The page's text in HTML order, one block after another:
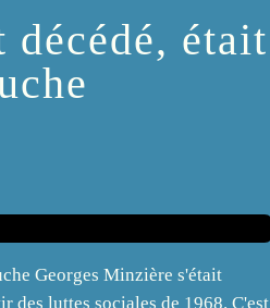
décédé, était
Georges Minzière s'était
des luttes sociales de 1968. C'est